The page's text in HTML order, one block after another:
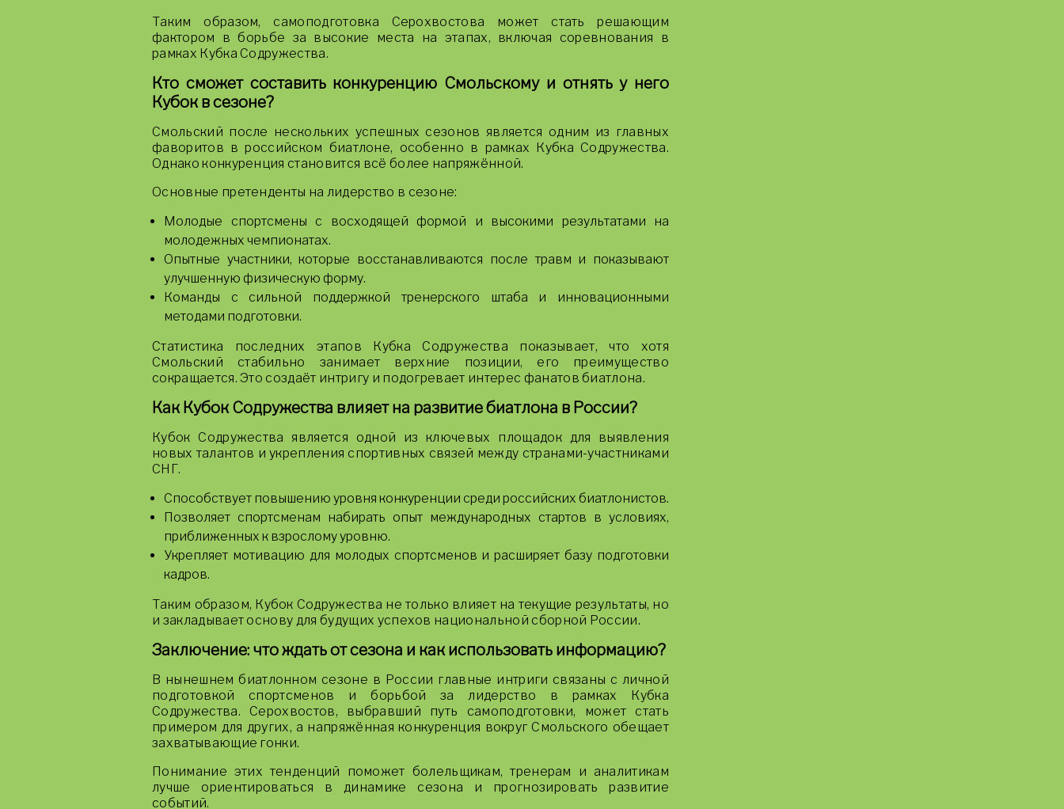
Таким образом, самоподготовка Серохвостова может стать решающим
фактором в борьбе за высокие места на этапах, включая соревнования в
рамках Кубка Содружества.
Кто сможет составить конкуренцию Смольскому и отнять у него
Кубок в сезоне?
Смольский после нескольких успешных сезонов является одним из главных
фаворитов в российском биатлоне, особенно в рамках Кубка Содружества.
Однако конкуренция становится всё более напряжённой.
Основные претенденты на лидерство в сезоне:
Молодые спортсмены с восходящей формой и высокими результатами на
молодежных чемпионатах.
Опытные участники, которые восстанавливаются после травм и показывают
улучшенную физическую форму.
Команды с сильной поддержкой тренерского штаба и инновационными
методами подготовки.
Статистика последних этапов Кубка Содружества показывает, что хотя
Смольский стабильно занимает верхние позиции, его преимущество
сокращается. Это создаёт интригу и подогревает интерес фанатов биатлона.
Как Кубок Содружества влияет на развитие биатлона в России?
Кубок Содружества является одной из ключевых площадок для выявления
новых талантов и укрепления спортивных связей между странами-участниками
СНГ.
Способствует повышению уровня конкуренции среди российских биатлонистов.
Позволяет спортсменам набирать опыт международных стартов в условиях,
приближенных к взрослому уровню.
Укрепляет мотивацию для молодых спортсменов и расширяет базу подготовки
кадров.
Таким образом, Кубок Содружества не только влияет на текущие результаты, но
и закладывает основу для будущих успехов национальной сборной России.
Заключение: что ждать от сезона и как использовать информацию?
В нынешнем биатлонном сезоне в России главные интриги связаны с личной
подготовкой спортсменов и борьбой за лидерство в рамках Кубка
Содружества. Серохвостов, выбравший путь самоподготовки, может стать
примером для других, а напряжённая конкуренция вокруг Смольского обещает
захватывающие гонки.
Понимание этих тенденций поможет болельщикам, тренерам и аналитикам
лучше ориентироваться в динамике сезона и прогнозировать развитие
событий.